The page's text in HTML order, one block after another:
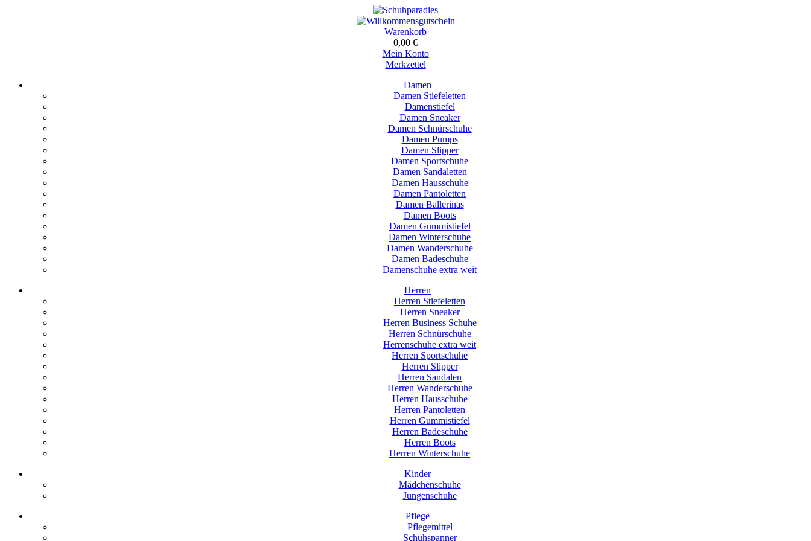
Warenkorb
0,00 €
Mein Konto
Merkzettel
Damen
Damen Stiefeletten
Damenstiefel
Damen Sneaker
Damen Schnürschuhe
Damen Pumps
Damen Slipper
Damen Sportschuhe
Damen Sandaletten
Damen Hausschuhe
Damen Pantoletten
Damen Ballerinas
Damen Boots
Damen Gummistiefel
Damen Winterschuhe
Damen Wanderschuhe
Damen Badeschuhe
Damenschuhe extra weit
Herren
Herren Stiefeletten
Herren Sneaker
Herren Business Schuhe
Herren Schnürschuhe
Herrenschuhe extra weit
Herren Sportschuhe
Herren Slipper
Herren Sandalen
Herren Wanderschuhe
Herren Hausschuhe
Herren Pantoletten
Herren Gummistiefel
Herren Badeschuhe
Herren Boots
Herren Winterschuhe
Kinder
Mädchenschuhe
Jungenschuhe
Pflege
Pflegemittel
Schuhspanner